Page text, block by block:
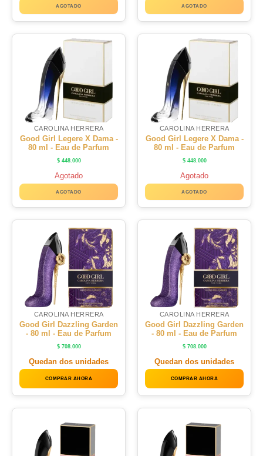
AGOTADO AGOTADO
CAROLINA HERRERA
Good Girl Legere X Dama -
80 ml - Eau de Parfum
$448.000
Agotado
AGOTADO
CAROLINA HERRERA
Good Girl Legere X Dama -
80 ml - Eau de Parfum
$448.000
Agotado
AGOTADO
CAROLINA HERRERA
Good Girl Dazzling Garden
- 80 ml - Eau de Parfum
$708.000
Quedan dos unidades
COMPRAR AHORA
CAROLINA HERRERA
Good Girl Dazzling Garden
- 80 ml - Eau de Parfum
$708.000
Quedan dos unidades
COMPRAR AHORA